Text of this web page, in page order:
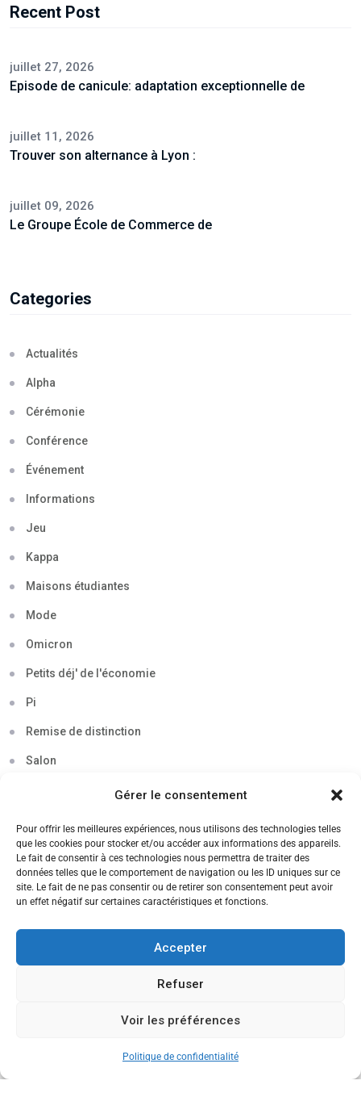
Gérer le consentement
Pour offrir les meilleures expériences, nous utilisons des technologies telles
que les cookies pour stocker et/ou accéder aux informations des appareils.
Le fait de consentir à ces technologies nous permettra de traiter des
données telles que le comportement de navigation ou les ID uniques sur ce
site. Le fait de ne pas consentir ou de retirer son consentement peut avoir
un effet négatif sur certaines caractéristiques et fonctions.
Accepter
Refuser
Voir les préférences
Politique de confidentialité
Recent Post
juillet 27, 2026
Episode de canicule: adaptation exceptionnelle de
juillet 11, 2026
Trouver son alternance à Lyon :
juillet 09, 2026
Le Groupe École de Commerce de
Categories
Actualités
Alpha
Cérémonie
Conférence
Événement
Informations
Jeu
Kappa
Maisons étudiantes
Mode
Omicron
Petits déj' de l'économie
Pi
Remise de distinction
Salon
Soirée
Sortie découverte
Tau
Voyage
CANDIDATEZ MAINTENANT